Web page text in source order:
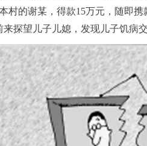
村的谢某，得款15万元，随即携
来探望儿子儿媳，发现儿子饥病